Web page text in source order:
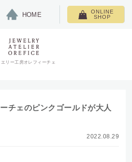
HOME
ONLINE
SHOP
エリー工房オレフィーチェ
チェのピンクゴールドが大人
2022.08.29